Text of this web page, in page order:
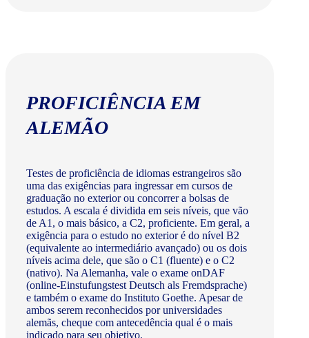
PROFICIÊNCIA EM
ALEMÃO
Testes de proficiência de idiomas estrangeiros são
uma das exigências para ingressar em cursos de
graduação no exterior ou concorrer a bolsas de
estudos. A escala é dividida em seis níveis, que vão
de A1, o mais básico, a C2, proficiente. Em geral, a
exigência para o estudo no exterior é do nível B2
(equivalente ao intermediário avançado) ou os dois
níveis acima dele, que são o C1 (fluente) e o C2
(nativo). Na Alemanha, vale o exame onDAF
(online-Einstufungstest Deutsch als Fremdsprache)
e também o exame do Instituto Goethe. Apesar de
ambos serem reconhecidos por universidades
alemãs, cheque com antecedência qual é o mais
indicado para seu objetivo.